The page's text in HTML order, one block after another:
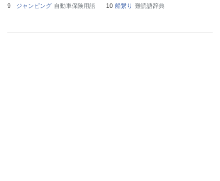
ジャンピング 自動車保険用語 船繋り 難読語辞典